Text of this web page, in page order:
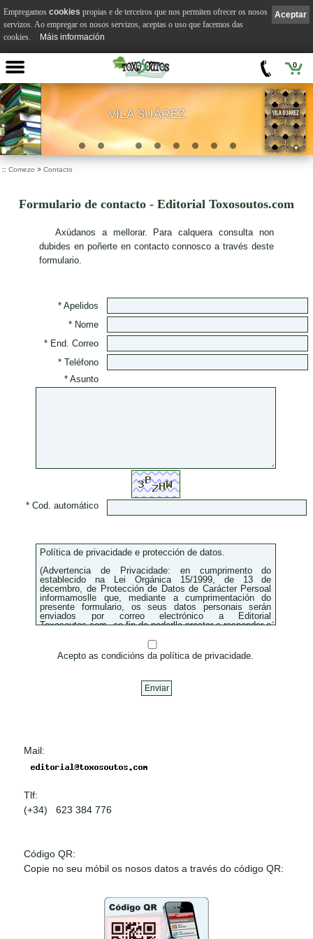
0
VILA SUÁREZ
:: Comezo > Contacto
Formulario de contacto - Editorial Toxosoutos.com
Axúdanos a mellorar. Para calquera consulta non
dubides en poñerte en contacto connosco a través deste
formulario.
* Apelidos
* Nome
* End. Correo
* Teléfono
* Asunto
* Cod. automático
Acepto as condicións da política de privacidade.
Mail:
Tlf:
(+34) 623 384 776
Código QR:
Copie no seu móbil os nosos datos a través do código QR:
Aceptar
Empregamos cookies propias e de terceiros que nos permiten ofrecer os nosos
servizos. Ao empregar os nosos servizos, aceptas o uso que facemos das
cookies.
Máis información